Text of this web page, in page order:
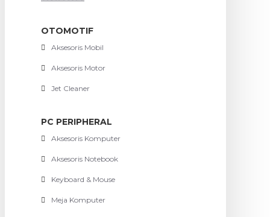
OTOMOTIF
Aksesoris Mobil
Aksesoris Motor
Jet Cleaner
PC PERIPHERAL
Aksesoris Komputer
Aksesoris Notebook
Keyboard & Mouse
Meja Komputer